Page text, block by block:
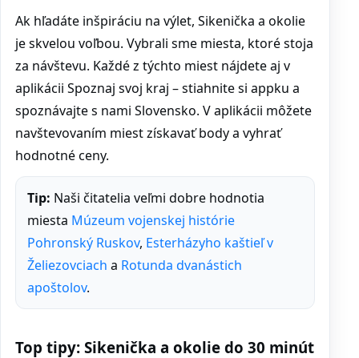
Ak hľadáte inšpiráciu na výlet, Sikenička a okolie
je skvelou voľbou. Vybrali sme miesta, ktoré stoja
za návštevu. Každé z týchto miest nájdete aj v
aplikácii Spoznaj svoj kraj – stiahnite si appku a
spoznávajte s nami Slovensko. V aplikácii môžete
navštevovaním miest získavať body a vyhrať
hodnotné ceny.
Tip: Naši čitatelia veľmi dobre hodnotia
miesta Múzeum vojenskej histórie
Pohronský Ruskov, Esterházyho kaštieľ v
Želiezovciach a Rotunda dvanástich
apoštolov.
Top tipy: Sikenička a okolie do 30 minút